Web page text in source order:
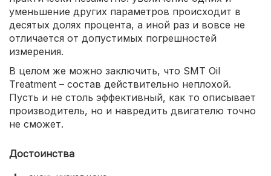
уменьшение других параметров происходит в
десятых долях процента, а иной раз и вовсе не
отличается от допустимых погрешностей
измерения.
В целом же можно заключить, что SMT Oil
Treatment – состав действительно неплохой.
Пусть и не столь эффективный, как то описывает
производитель, но и навредить двигателю точно
не сможет.
Достоинства